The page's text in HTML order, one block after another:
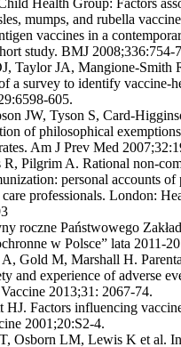
mumps, and rubella
vaccines in a
study. BMJ 2008;336:754-
Taylor JA, Mangione-Smith
a survey to identify vaccine-
605.
JW, Tyson S, Card-
of philosophical
Am J Prev Med
R, Pilgrim A. Rational non-
personal accounts of
professionals. London:
roczne Państwowego
w Polsce” lata 2011-
A, Gold M, Marshall H.
and experience of adverse
2013;31: 2067-74.
HJ. Factors influencing
2001;20:S2-4.
Osborn LM, Lewis K et al.